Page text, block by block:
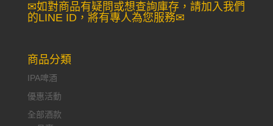
✉如對商品有疑問或想查詢庫存，請加入我們
的LINE ID，將有專人為您服務✉
商品分類
IPA啤酒
優惠活動
全部酒款